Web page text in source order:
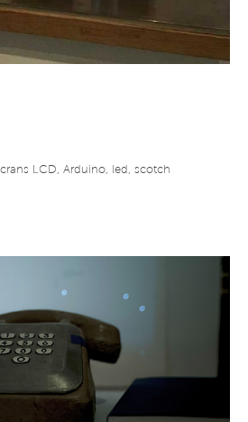
LCD, Arduino, led, scotch